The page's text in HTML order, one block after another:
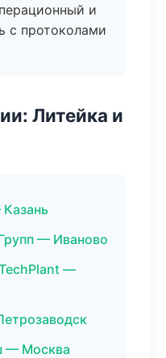
и
с протоколами
Литейка и
— Иваново
—
— Москва